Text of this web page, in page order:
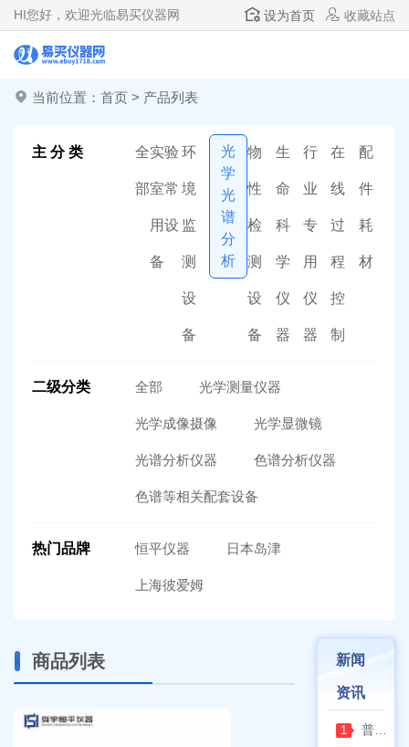
HI您好，欢迎光临易买仪器网 设为首页 收藏站点
当前位置： 首页 > 产品列表
主 分 类 全
部
实验
室常
用设
备
环
境
监
测
设
备
光
学
光
谱
分
析
物
性
检
测
设
备
生
命
科
学
仪
器
行
业
专
用
仪
器
在
线
过
程
控
制
配
件
耗
材
二级分类 全部 光学测量仪器
光学成像摄像 光学显微镜
光谱分析仪器 色谱分析仪器
色谱等相关配套设备
热门品牌 恒平仪器 日本岛津
上海彼爱姆
商品列表 新闻
资讯
1 普通烘箱和耐腐蚀烘箱区分